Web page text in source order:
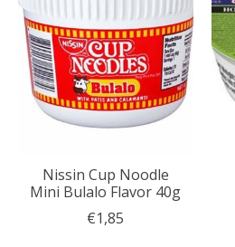
Nissin Cup Noodle
Mini Bulalo Flavor 40g
€1,85